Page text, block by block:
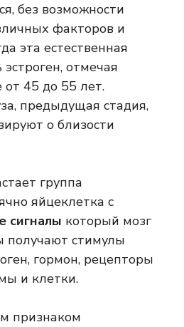
без возможности
факторов и
эта естественная
отмечая
от 45 до 55 лет.
предыдущая стадия,
о близости
группа
яйцеклетка с
сигналы который мозг
получают стимулы
гормон, рецепторы
и клетки.
признаком